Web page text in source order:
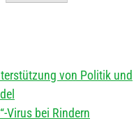
von Politik und
Virus bei Rindern